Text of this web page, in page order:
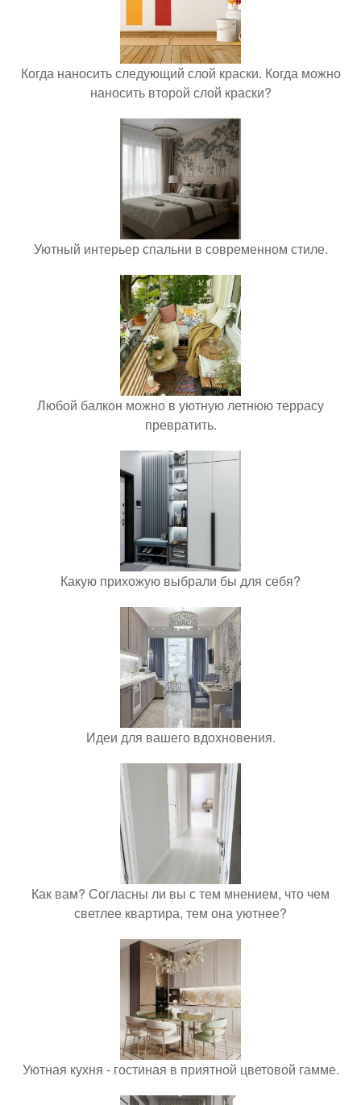
Когда наносить следующий слой краски. Когда можно
наносить второй слой краски?
Уютный интерьер спальни в современном стиле.
Любой балкон можно в уютную летнюю террасу
превратить.
Какую прихожую выбрали бы для себя?
Идеи для вашего вдохновения.
Как вам? Согласны ли вы с тем мнением, что чем
светлее квартира, тем она уютнее?
Уютная кухня - гостиная в приятной цветовой гамме.